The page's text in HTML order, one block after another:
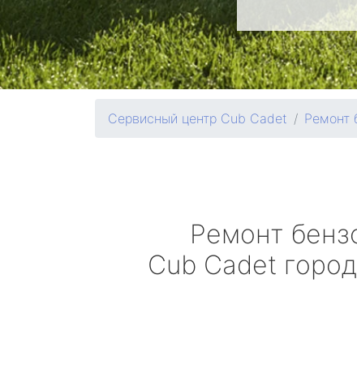
Сервисный центр Cub Cadet Ремонт
Ремонт
Cub Cadet